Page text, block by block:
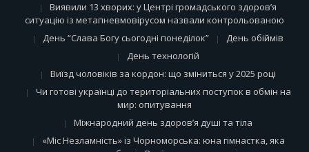
Виявили 13 хворих: у Центрі громадського здоров’я
ситуацію із метапневмовірусом назвали контрольованою
День “Слава Богу сьогодні понеділок”
День обіймів
День технологій
Виїзд чоловіків за кордон: що зміниться у 2025 році
Чи готові українці до територіальних поступок в обмін на
мир: опитування
Міжнародний день здоров’я душі та тіла
«Міс Незламність» із Чорноморська: юна гімнастка, яка